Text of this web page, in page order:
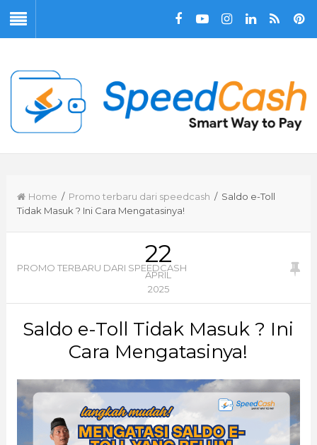
Home / Promo terbaru dari speedcash / Saldo e-Toll
Tidak Masuk ? Ini Cara Mengatasinya!
22
APRIL
2025
PROMO TERBARU DARI SPEEDCASH
Saldo e-Toll Tidak Masuk ? Ini
Cara Mengatasinya!